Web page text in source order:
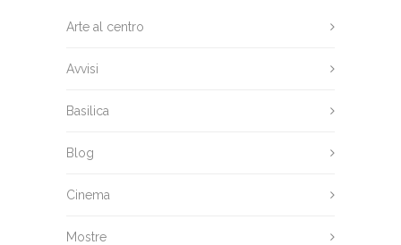
Arte al centro
Avvisi
Basilica
Blog
Cinema
Mostre